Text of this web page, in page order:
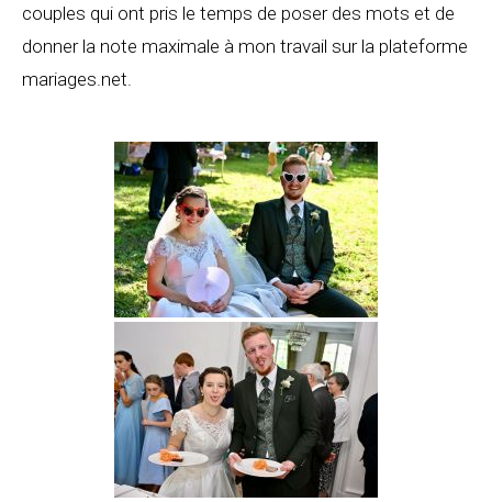
couples qui ont pris le temps de poser des mots et de
donner la note maximale à mon travail sur la plateforme
mariages.net.